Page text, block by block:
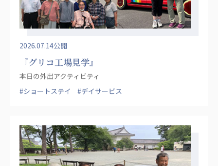
医療法人 共生会
松園病院介護医療院
複合ケアセンターまつぞの
医療法人社団 鴻愛会
こうのす共生病院
OKP with Life クリニック
医療法人 京都翔医会
西京都病院
西京都クリニック
2026.07.14公開
『グリコ工場見学』
本日の外出アクティビティ
#ショートステイ
#デイサービス